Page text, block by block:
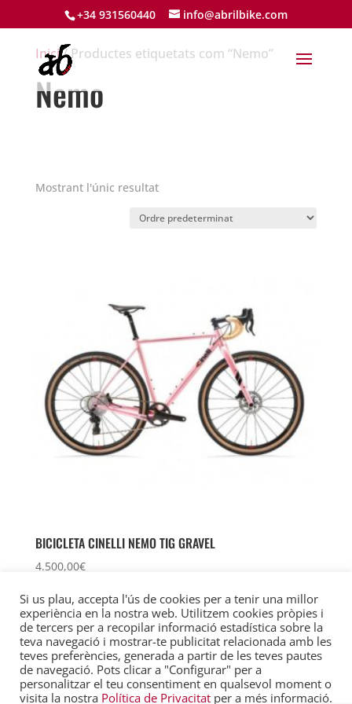
+34 931560440 info@abrilbike.com
Inici/ Productes etiquetats com “Nemo”
Nemo
Mostrant l'únic resultat
BICICLETA CINELLI NEMO TIG GRAVEL
4.500,00€
Avís Legal
Política de privacitat
Política de Cookies
Si us plau, accepta l'ús de cookies per a tenir una millor
experiència en la nostra web. Utilitzem cookies pròpies i
de tercers per a recopilar informació estadística sobre la
teva navegació i mostrar-te publicitat relacionada amb les
teves preferències, generada a partir de les teves pautes
de navegació. Pots clicar a "Configurar" per a
personalitzar el teu consentiment en qualsevol moment o
visita la nostra Política de Privacitat per a més informació.